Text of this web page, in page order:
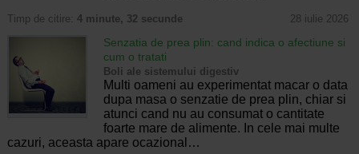
Timp de citire: 4 minute, 32 secunde 28 iulie 2026
Senzatia de prea plin: cand indica o afectiune si
cum o tratati
Boli ale sistemului digestiv
Multi oameni au experimentat macar o data
dupa masa o senzatie de prea plin, chiar si
atunci cand nu au consumat o cantitate
foarte mare de alimente. In cele mai multe
cazuri, aceasta apare ocazional…